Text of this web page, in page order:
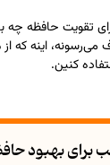
تقویت حافظه چه
اینه که از
کنین.
بهبود